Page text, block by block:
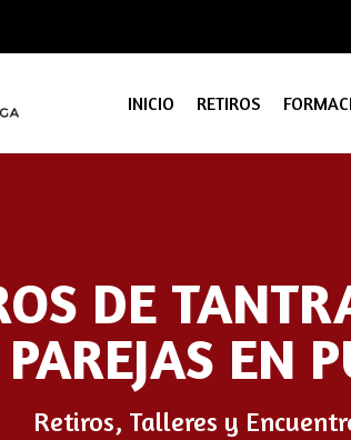
INICIO RETIROS
DE
PAREJAS EN
Retiros, Talleres y